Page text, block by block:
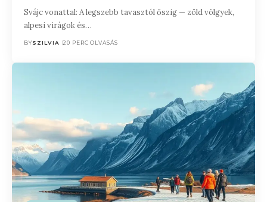
Svájc vonattal: A legszebb tavasztól őszig — zöld völgyek,
alpesi virágok és…
BYSZILVIA 20 PERC OLVASÁS